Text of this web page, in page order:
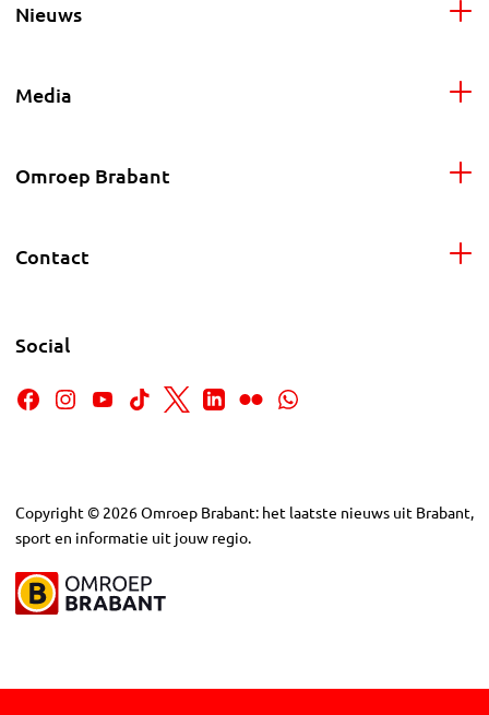
Nieuws
Media
Omroep Brabant
Contact
Social
Copyright © 2026Omroep Brabant: het laatste nieuws uit Brabant,
sport en informatie uit jouw regio.